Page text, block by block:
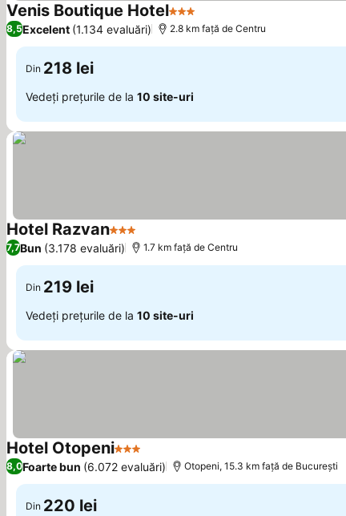
Venis Boutique Hotel3 Stele
8,5Excelent (1.134 evaluări) 2.8 km faţă de Centru
Din 218 lei
Vedeți prețurile de la 10 site-uri
Hotel Razvan3 Stele
7,7Bun (3.178 evaluări) 1.7 km faţă de Centru
Din 219 lei
Vedeți prețurile de la 10 site-uri
Hotel Otopeni3 Stele Vedeți prețurile
8,0Foarte bun (6.072 evaluări) Otopeni, 15.3 km faţă de București
Din 220 lei